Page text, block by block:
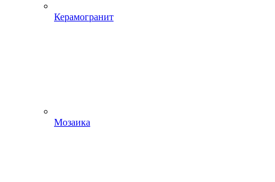
Керамогранит
Мозаика